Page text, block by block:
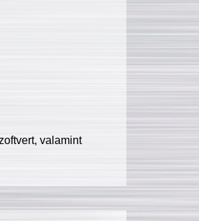
valamint